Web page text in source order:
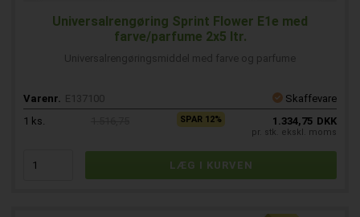
Universalrengøring Sprint Flower E1e med
farve/parfume 2x5 ltr.
Universalrengøringsmiddel med farve og parfume
Varenr. E137100
Skaffevare
1 ks. SPAR 12% 1.334,75 DKK
pr. stk. ekskl. moms